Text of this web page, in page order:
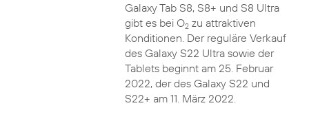
Galaxy Tab S8, S8+ und S8 Ultra
gibt es bei O2zu attraktiven
Konditionen. Der reguläre Verkauf
des Galaxy S22 Ultra sowie der
Tablets beginnt am 25. Februar
2022, der des Galaxy S22 und
S22+ am 11. März 2022.